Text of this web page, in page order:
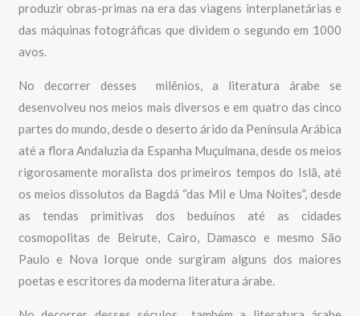
produzir obras-primas na era das viagens interplanetárias e
das máquinas fotográficas que dividem o segundo em 1000
avos.
No decorrer desses milênios, a literatura árabe se
desenvolveu nos meios mais diversos e em quatro das cinco
partes do mundo, desde o deserto árido da Península Arábica
até a flora Andaluzia da Espanha Muçulmana, desde os meios
rigorosamente moralista dos primeiros tempos do Islã, até
os meios dissolutos da Bagdá “das Mil e Uma Noites”, desde
as tendas primitivas dos beduínos até as cidades
cosmopolitas de Beirute, Cairo, Damasco e mesmo São
Paulo e Nova Iorque onde surgiram alguns dos maiores
poetas e escritores da moderna literatura árabe.